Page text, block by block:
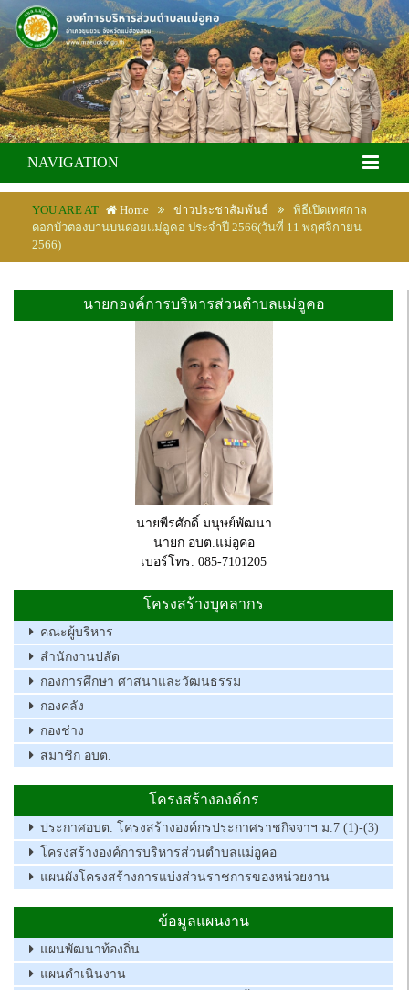
NAVIGATION
YOU ARE AT Home ข่าวประชาสัมพันธ์
พิธีเปิดเทศกาล
ดอกบัวตองบานบนดอยแม่อูคอ ประจำปี 2566(วันที่ 11 พฤศจิกายน
2566)
นายกองค์การบริหารส่วนตำบลแม่อูคอ
นายพีรศักดิ์ มนุษย์พัฒนา
นายก อบต.แม่อูคอ
เบอร์โทร. 085-7101205
โครงสร้างบุคลากร
คณะผู้บริหาร
สำนักงานปลัด
กองการศึกษา ศาสนาและวัฒนธรรม
กองคลัง
กองช่าง
สมาชิก อบต.
โครงสร้างองค์กร
ประกาศอบต. โครงสร้างองค์กรประกาศราชกิจจาฯ ม.7 (1)-(3)
โครงสร้างองค์การบริหารส่วนตำบลแม่อูคอ
แผนผังโครงสร้างการแบ่งส่วนราชการของหน่วยงาน
ข้อมูลแผนงาน
แผนพัฒนาท้องถิ่น
แผนดำเนินงาน